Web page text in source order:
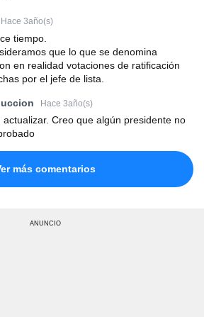
Hace 3año(s)
tiempo.
que lo que se denomina
en realidad votaciones de ratificación
por el jefe de lista.
Hace 3año(s)
actualizar. Creo que algún presidente no
más comentarios
ANUNCIO